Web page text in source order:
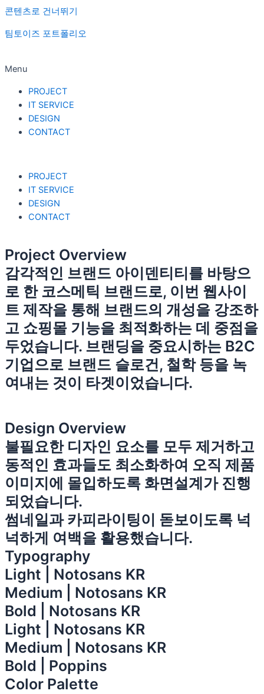
콘텐츠로 건너뛰기
팀토이즈 포트폴리오
Menu
PROJECT
IT SERVICE
DESIGN
CONTACT
PROJECT
IT SERVICE
DESIGN
CONTACT
Project Overview
감각적인 브랜드 아이덴티티를 바탕으
로 한 코스메틱 브랜드로, 이번 웹사이
트 제작을 통해 브랜드의 개성을 강조하
고 쇼핑몰 기능을 최적화하는 데 중점을
두었습니다. 브랜딩을 중요시하는 B2C
기업으로 브랜드 슬로건, 철학 등을 녹
여내는 것이 타겟이었습니다.
Design Overview
불필요한 디자인 요소를 모두 제거하고
동적인 효과들도 최소화하여 오직 제품
이미지에 몰입하도록 화면설계가 진행
되었습니다.
썸네일과 카피라이팅이 돋보이도록 넉
넉하게 여백을 활용했습니다.
Typography
Light | Notosans KR
Medium | Notosans KR
Bold | Notosans KR
Light | Notosans KR
Medium | Notosans KR
Bold | Poppins
Color Palette